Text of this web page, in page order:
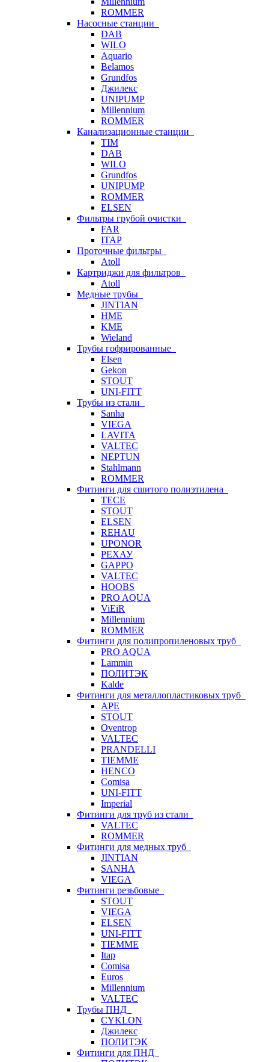
ROMMER
Насосные станции
DAB
WILO
Aquario
Belamos
Grundfos
Джилекс
UNIPUMP
Millennium
ROMMER
Канализационные станции
TIM
DAB
WILO
Grundfos
UNIPUMP
ROMMER
ELSEN
Фильтры грубой очистки
FAR
ITAP
Проточные фильтры
Atoll
Картриджи для фильтров
Atoll
Медные трубы
JINTIAN
HME
KME
Wieland
Трубы гофрированные
Elsen
Gekon
STOUT
UNI-FITT
Трубы из стали
Sanha
VIEGA
LAVITA
VALTEC
NEPTUN
Stahlmann
ROMMER
Фитинги для сшитого полиэтилена
TECE
STOUT
ELSEN
REHAU
UPONOR
РЕХАУ
GAPPO
VALTEC
HOOBS
PRO AQUA
ViEiR
Millennium
ROMMER
Фитинги для полипропиленовых труб
PRO AQUA
Lammin
ПОЛИТЭК
Kalde
Фитинги для металлопластиковых труб
APE
STOUT
Oventrop
VALTEC
PRANDELLI
TIEMME
HENCO
Comisa
UNI-FITT
Imperial
Фитинги для труб из стали
VALTEC
ROMMER
Фитинги для медных труб
JINTIAN
SANHA
VIEGA
Фитинги резьбовые
STOUT
VIEGA
ELSEN
UNI-FITT
TIEMME
Itap
Comisa
Euros
Millennium
VALTEC
Трубы ПНД
CYKLON
Джилекс
ПОЛИТЭК
Фитинги для ПНД